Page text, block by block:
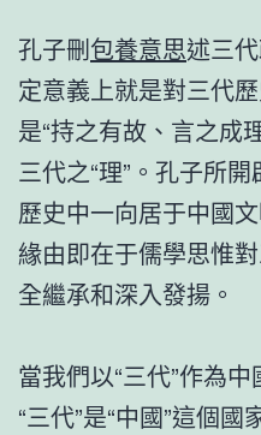
孔子刪包養意思述三
定意義上就是對三代
是“持之有故、言之成
三代之“理”。孔子所
歷史中一向居于中國
緣由即在于儒學思惟
全繼承和深入發揚。
當我們以“三代”作為
“三代”是“中國”這個